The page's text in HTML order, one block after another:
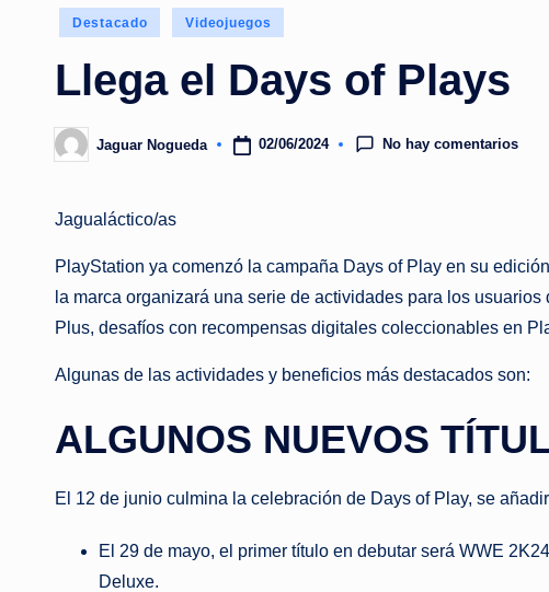
Publicado
Destacado Videojuegos
Llega el Days of Plays
Publicado
por
Jaguar Nogueda 02/06/2024 No hay comentarios
Jagualáctico/as
PlayStation ya comenzó la campaña Days of Play en su
la marca organizará una serie de actividades para los
Plus, desafíos con recompensas digitales coleccionables en
Algunas de las actividades y beneficios más destacados son:
ALGUNOS NUEVOS
El 12 de junio culmina la celebración de Days of Play, se
El 29 de mayo, el primer título en debutar será WWE
Deluxe.